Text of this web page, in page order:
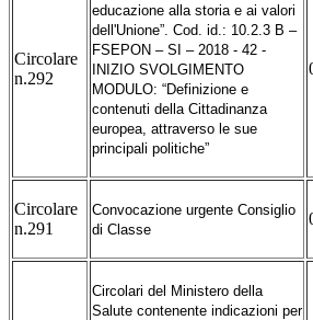
Circolare
n.292
educazione alla storia e ai valori
dell'Unione”. Cod. id.: 10.2.3 B –
FSEPON – SI – 2018 - 42 -
INIZIO SVOLGIMENTO
MODULO: “Definizione e
contenuti della Cittadinanza
europea, attraverso le sue
principali politiche”
Circolare
n.291
Convocazione urgente Consiglio
di Classe
Circolari del Ministero della
Salute contenente indicazioni per